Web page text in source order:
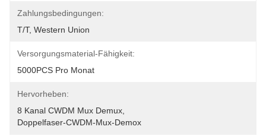
Zahlungsbedingungen:
T/T, Western Union
Versorgungsmaterial-Fähigkeit:
5000PCS Pro Monat
Hervorheben:
8 Kanal CWDM Mux Demux
Doppelfaser-CWDM-Mux-Demox